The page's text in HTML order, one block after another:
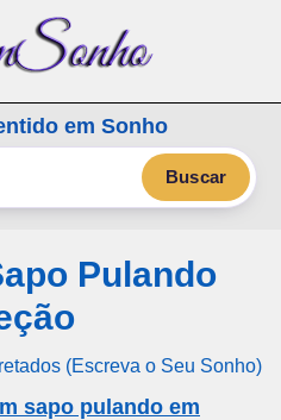
mais em Sonho
Buscar
Pulando
(Escreva o Seu Sonho)
sapo pulando em